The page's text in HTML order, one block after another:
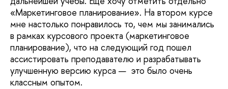
«Маркетинговое планирование». На втором курсе
мне настолько понравилось то, чем мы занимались
в рамках курсового проекта (маркетинговое
планирование), что на следующий год пошел
ассистировать преподавателю и разрабатывать
улучшенную версию курса — это было очень
классным опытом.